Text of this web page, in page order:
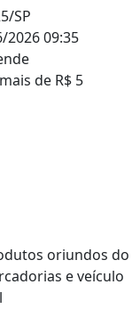
2026 09:35
oriundos do
e veículo